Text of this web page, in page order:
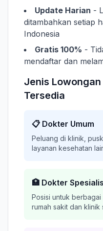
Update Harian -
ditambahkan setiap
Indonesia
Gratis 100% -
mendaftar dan
Jenis
Tersedia
📋 Dokter Umum
Peluang di klinik,
layanan kesehatan
🏥 Dokter Spesialis
Posisi untuk
rumah sakit dan klinik